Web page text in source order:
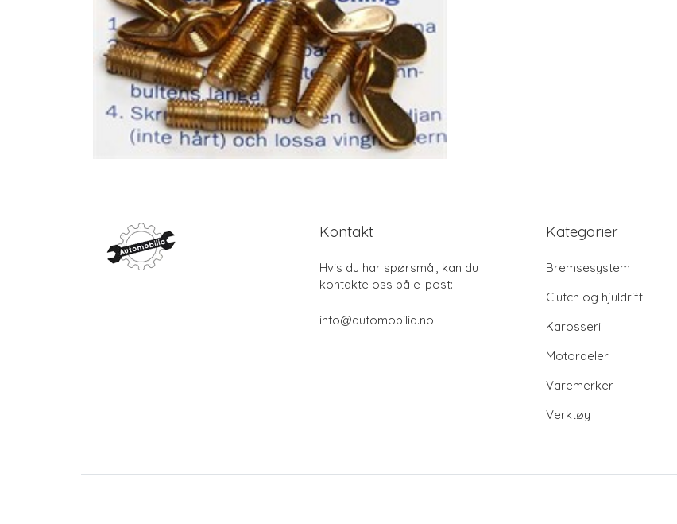
Kontakt
Hvis du har spørsmål, kan du
kontakte oss på e-post:
info@automobilia.no
Kategorier
Bremsesystem
Clutch og hjuldrift
Karosseri
Motordeler
Varemerker
Verktøy